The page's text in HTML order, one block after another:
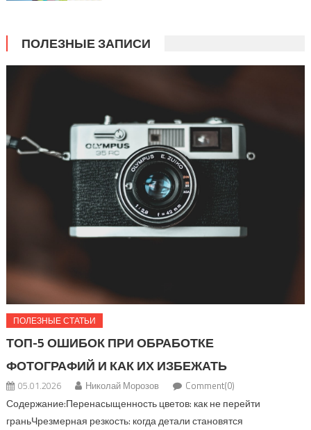
ПОЛЕЗНЫЕ ЗАПИСИ
ПОЛЕЗНЫЕ СТАТЬИ
ТОП-5 ОШИБОК ПРИ ОБРАБОТКЕ
ФОТОГРАФИЙ И КАК ИХ ИЗБЕЖАТЬ
05.01.2026 Николай Морозов Comment(0)
Содержание:Перенасыщенность цветов: как не перейти
граньЧрезмерная резкость: когда детали становятся